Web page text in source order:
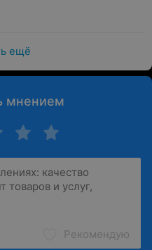
ещё
мнением
Рекомендую